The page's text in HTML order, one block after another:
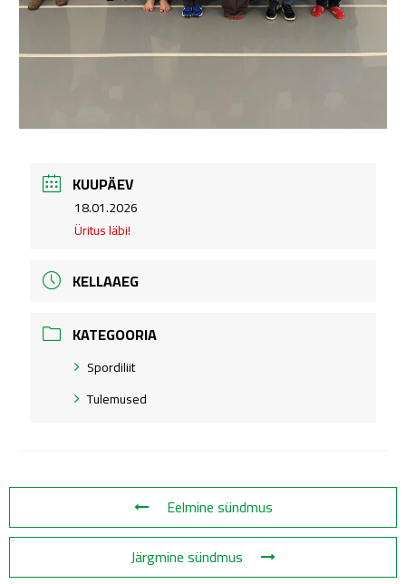
KUUPÄEV
18.01.2026
Üritus läbi!
KELLAAEG
KATEGOORIA
Spordiliit
Tulemused
Eelmine sündmus
Järgmine sündmus